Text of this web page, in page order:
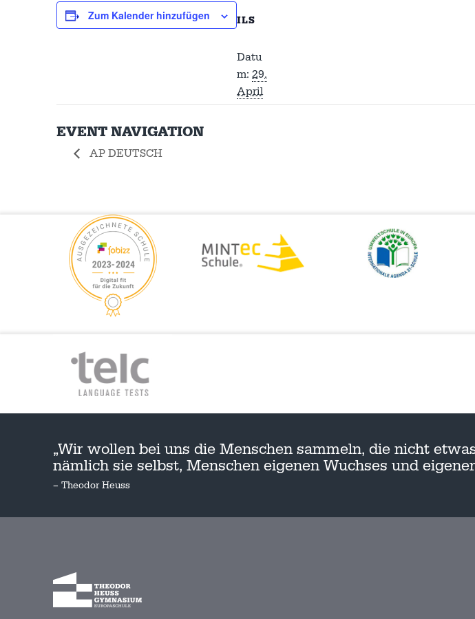
Zum Kalender hinzufügen ILS
Datu
m: 29.
April
EVENT NAVIGATION
AP DEUTSCH
„Wir wollen bei uns die Menschen sammeln, die nicht
nämlich sie selbst, Menschen eigenen Wuchses und
– Theodor Heuss